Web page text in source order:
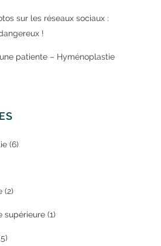
sur les réseaux sociaux :
!
patiente – Hyménoplastie
(6)
(2)
supérieure (1)